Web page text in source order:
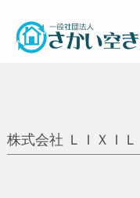
株式会社 ＬＩＸＩＬ